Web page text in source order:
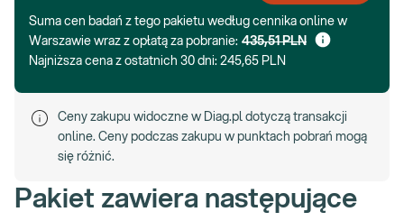
Suma cen badań z tego pakietu według cennika online w
Warszawie wraz z opłatą za pobranie: 435,51 PLN
Najniższa cena z ostatnich 30 dni: 245,65 PLN
Ceny zakupu widoczne w Diag.pl dotyczą transakcji
online. Ceny podczas zakupu w punktach pobrań mogą
się różnić.
Pakiet zawiera następujące